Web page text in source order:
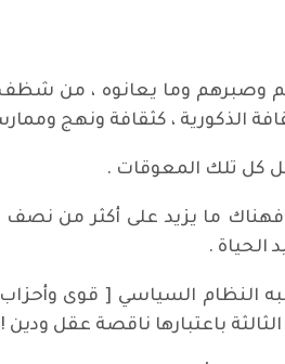
وصبرهم وما يعانوه ، من
الذكورية ، كثقافة ونهج
كل تلك المعوقات .
فهناك ما يزيد على أكثر من نصف
الحياة .
النظام السياسي [ قوى وأحزاب
باعتبارها ناقصة عقل ودين